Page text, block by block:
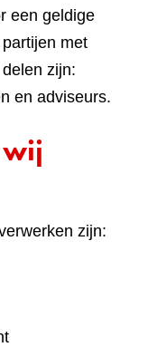
een geldige
met
zijn:
en adviseurs.
zijn: